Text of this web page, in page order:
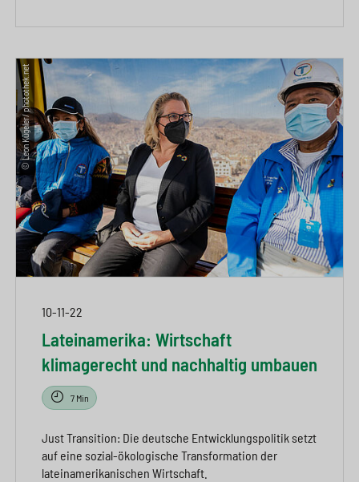
© Leon Kügeler/ photothek.net
10-11-22
Lateinamerika: Wirtschaft
klimagerecht und nachhaltig umbauen
7 Min
Just Transition: Die deutsche Entwicklungspolitik setzt
auf eine sozial-ökologische Transformation der
lateinamerikanischen Wirtschaft.